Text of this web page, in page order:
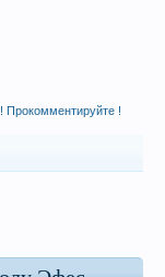
Прокомментируйте !